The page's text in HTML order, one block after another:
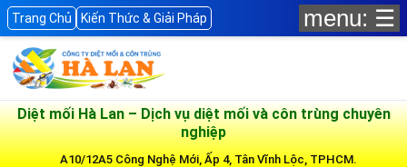
Trang Chủ Kiến Thức & Giải Pháp menu: ☰
Diệt mối Hà Lan – Dịch vụ diệt mối và côn trùng chuyên
nghiệp
A10/12A5 Công Nghệ Mới, Ấp 4, Tân Vĩnh Lộc, TPHCM.